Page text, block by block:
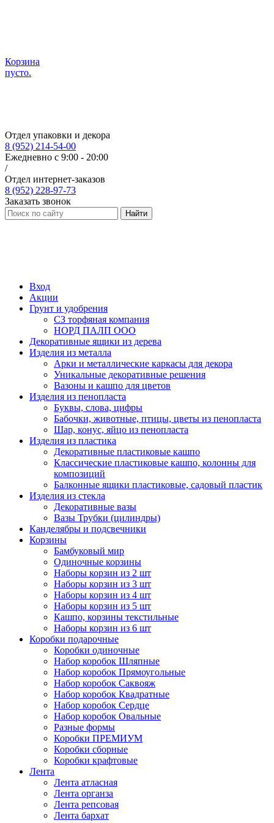
Корзина
пусто.
Отдел упаковки и декора
8 (952) 214-54-00
Ежедневно с 9:00 - 20:00
/
Отдел интернет-заказов
8 (952) 228-97-73
Заказать звонок
Найти
Вход
Акции
Грунт и удобрения
СЗ торфяная компания
НОРД ПАЛП ООО
Декоративные ящики из дерева
Изделия из металла
Арки и металлические каркасы для декора
Уникальные декоративные решения
Вазоны и кашпо для цветов
Изделия из пенопласта
Буквы, слова, цифры
Бабочки, животные, птицы, цветы из пенопласта
Шар, конус, яйцо из пенопласта
Изделия из пластика
Декоративные пластиковые кашпо
Классические пластиковые кашпо, колонны для
композиций
Балконные ящики пластиковые, садовый пластик
Изделия из стекла
Декоративные вазы
Вазы Трубки (цилиндры)
Канделябры и подсвечники
Корзины
Бамбуковый мир
Одиночные корзины
Наборы корзин из 2 шт
Наборы корзин из 3 шт
Наборы корзин из 4 шт
Наборы корзин из 5 шт
Кашпо, корзины текстильные
Наборы корзин из 6 шт
Коробки подарочные
Коробки одиночные
Набор коробок Шляпные
Набор коробок Прямоугольные
Набор коробок Саквояж
Набор коробок Квадратные
Набор коробок Сердце
Набор коробок Овальные
Разные формы
Коробки ПРЕМИУМ
Коробки сборные
Коробки крафтовые
Лента
Лента атласная
Лента органза
Лента репсовая
Лента бархат